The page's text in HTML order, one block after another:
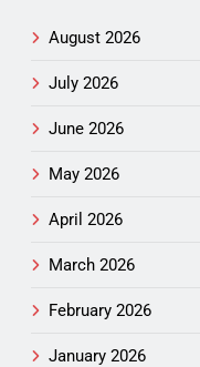
August 2026
July 2026
June 2026
May 2026
April 2026
March 2026
February 2026
January 2026